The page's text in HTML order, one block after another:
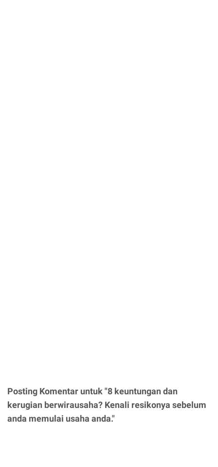
Posting Komentar untuk "8 keuntungan dan
kerugian berwirausaha? Kenali resikonya sebelum
anda memulai usaha anda."